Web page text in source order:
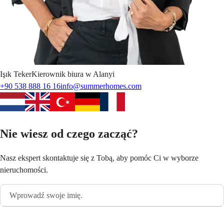
Işık TekerKierownik biura w Alanyi
+90 538 888 16 16info@summerhomes.com
Nie wiesz od czego zacząć?
Nasz ekspert skontaktuje się z Tobą, aby pomóc Ci w wyborze
nieruchomości.